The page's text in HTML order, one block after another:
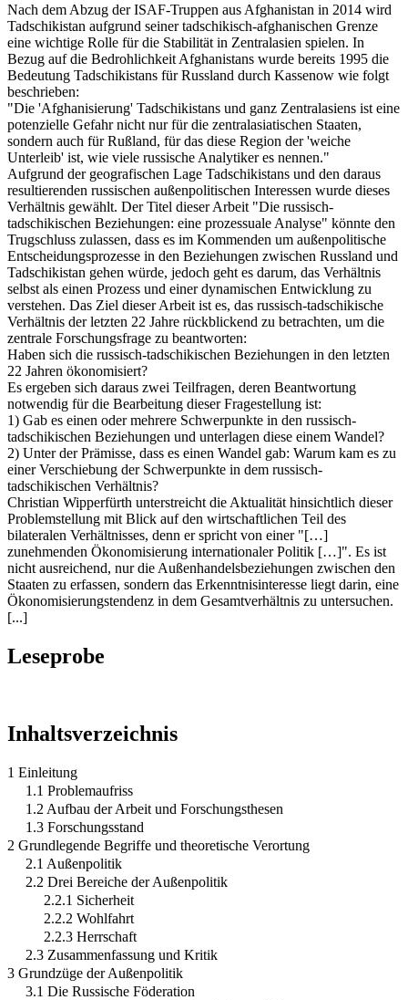
Nach dem Abzug der ISAF-Truppen aus Afghanistan in 2014 wird
Tadschikistan aufgrund seiner tadschikisch-afghanischen Grenze
eine wichtige Rolle für die Stabilität in Zentralasien spielen. In
Bezug auf die Bedrohlichkeit Afghanistans wurde bereits 1995 die
Bedeutung Tadschikistans für Russland durch Kassenow wie folgt
beschrieben:
"Die 'Afghanisierung' Tadschikistans und ganz Zentralasiens ist eine
potenzielle Gefahr nicht nur für die zentralasiatischen Staaten,
sondern auch für Rußland, für das diese Region der 'weiche
Unterleib' ist, wie viele russische Analytiker es nennen."
Aufgrund der geografischen Lage Tadschikistans und den daraus
resultierenden russischen außenpolitischen Interessen wurde dieses
Verhältnis gewählt. Der Titel dieser Arbeit "Die russisch-
tadschikischen Beziehungen: eine prozessuale Analyse" könnte den
Trugschluss zulassen, dass es im Kommenden um außenpolitische
Entscheidungsprozesse in den Beziehungen zwischen Russland und
Tadschikistan gehen würde, jedoch geht es darum, das Verhältnis
selbst als einen Prozess und einer dynamischen Entwicklung zu
verstehen. Das Ziel dieser Arbeit ist es, das russisch-tadschikische
Verhältnis der letzten 22 Jahre rückblickend zu betrachten, um die
zentrale Forschungsfrage zu beantworten:
Haben sich die russisch-tadschikischen Beziehungen in den letzten
22 Jahren ökonomisiert?
Es ergeben sich daraus zwei Teilfragen, deren Beantwortung
notwendig für die Bearbeitung dieser Fragestellung ist:
1) Gab es einen oder mehrere Schwerpunkte in den russisch-
tadschikischen Beziehungen und unterlagen diese einem Wandel?
2) Unter der Prämisse, dass es einen Wandel gab: Warum kam es zu
einer Verschiebung der Schwerpunkte in dem russisch-
tadschikischen Verhältnis?
Christian Wipperfürth unterstreicht die Aktualität hinsichtlich dieser
Problemstellung mit Blick auf den wirtschaftlichen Teil des
bilateralen Verhältnisses, denn er spricht von einer "[…]
zunehmenden Ökonomisierung internationaler Politik […]". Es ist
nicht ausreichend, nur die Außenhandelsbeziehungen zwischen den
Staaten zu erfassen, sondern das Erkenntnisinteresse liegt darin, eine
Ökonomisierungstendenz in dem Gesamtverhältnis zu untersuchen.
[...]
Leseprobe
Inhaltsverzeichnis
1 Einleitung
1.1 Problemaufriss
1.2 Aufbau der Arbeit und Forschungsthesen
1.3 Forschungsstand
2 Grundlegende Begriffe und theoretische Verortung
2.1 Außenpolitik
2.2 Drei Bereiche der Außenpolitik
2.2.1 Sicherheit
2.2.2 Wohlfahrt
2.2.3 Herrschaft
2.3 Zusammenfassung und Kritik
3 Grundzüge der Außenpolitik
3.1 Die Russische Föderation